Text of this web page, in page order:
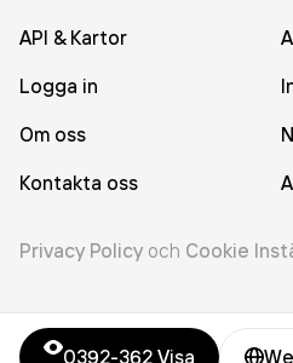
0392-362 Visa
API & Kartor
Logga in
Om oss
Kontakta oss
Privacy Policy och Cookie